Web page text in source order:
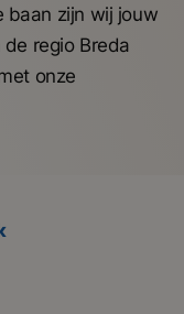
baan zijn wij jouw
regio Breda
onze